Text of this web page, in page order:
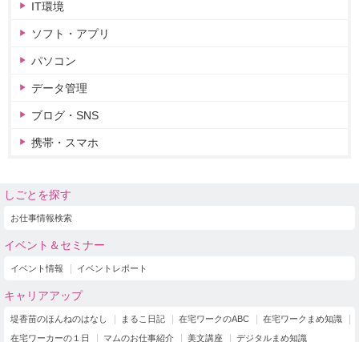
IT環境
ソフト・アプリ
パソコン
データ管理
ブログ・SNS
携帯・スマホ
しごとを探す
お仕事情報検索
イベント＆セミナー
イベント情報 イベントレポート
キャリアアップ
堤香苗のほんねのはなし まるこ日記 在宅ワークのABC
在宅ワークまめ知識
在宅ワーカーの１日
マムのお仕事紹介 美文講座 デジタルまめ知識